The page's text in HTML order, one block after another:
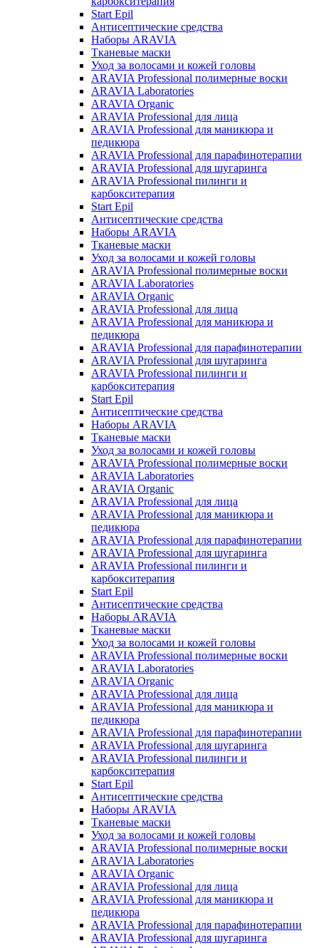
Start Epil
Антисептические средства
Наборы ARAVIA
Тканевые маски
Уход за волосами и кожей головы
ARAVIA Professional полимерные воски
ARAVIA Laboratories
ARAVIA Organic
ARAVIA Professional для лица
ARAVIA Professional для маникюра и
педикюра
ARAVIA Professional для парафинотерапии
ARAVIA Professional для шугаринга
ARAVIA Professional пилинги и
карбокситерапия
Start Epil
Антисептические средства
Наборы ARAVIA
Тканевые маски
Уход за волосами и кожей головы
ARAVIA Professional полимерные воски
ARAVIA Laboratories
ARAVIA Organic
ARAVIA Professional для лица
ARAVIA Professional для маникюра и
педикюра
ARAVIA Professional для парафинотерапии
ARAVIA Professional для шугаринга
ARAVIA Professional пилинги и
карбокситерапия
Start Epil
Антисептические средства
Наборы ARAVIA
Тканевые маски
Уход за волосами и кожей головы
ARAVIA Professional полимерные воски
ARAVIA Laboratories
ARAVIA Organic
ARAVIA Professional для лица
ARAVIA Professional для маникюра и
педикюра
ARAVIA Professional для парафинотерапии
ARAVIA Professional для шугаринга
ARAVIA Professional пилинги и
карбокситерапия
Start Epil
Антисептические средства
Наборы ARAVIA
Тканевые маски
Уход за волосами и кожей головы
ARAVIA Professional полимерные воски
ARAVIA Laboratories
ARAVIA Organic
ARAVIA Professional для лица
ARAVIA Professional для маникюра и
педикюра
ARAVIA Professional для парафинотерапии
ARAVIA Professional для шугаринга
ARAVIA Professional пилинги и
карбокситерапия
Start Epil
Антисептические средства
Наборы ARAVIA
Тканевые маски
Уход за волосами и кожей головы
ARAVIA Professional полимерные воски
ARAVIA Laboratories
ARAVIA Organic
ARAVIA Professional для лица
ARAVIA Professional для маникюра и
педикюра
ARAVIA Professional для парафинотерапии
ARAVIA Professional для шугаринга